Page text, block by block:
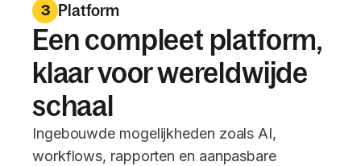
3 Platform
Een compleet platform,
klaar voor wereldwijde
schaal
Ingebouwde mogelijkheden zoals AI,
workflows, rapporten en aanpasbare